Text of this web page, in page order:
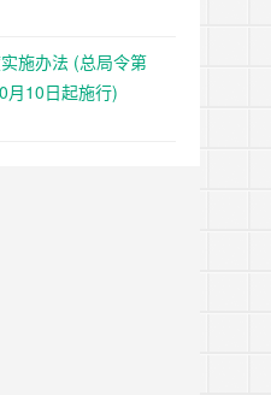
施办法 (总局令第
月10日起施行)